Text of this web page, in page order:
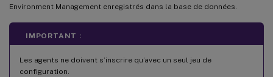
Environment Management enregistrés dans la base de données.
IMPORTANT :
Les agents ne doivent s’inscrire qu’avec un seul jeu de
configuration.